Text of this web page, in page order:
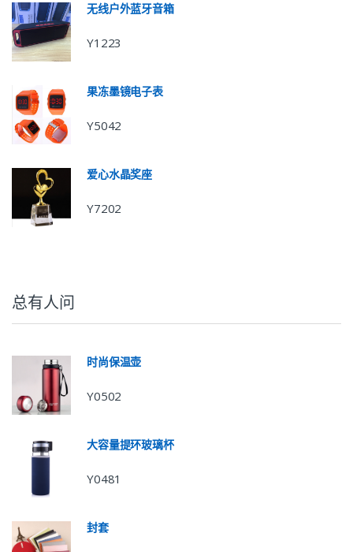
无线户外蓝牙音箱
Y1223
果冻墨镜电子表
Y5042
爱心水晶奖座
Y7202
总有人问
时尚保温壶
Y0502
大容量提环玻璃杯
Y0481
封套